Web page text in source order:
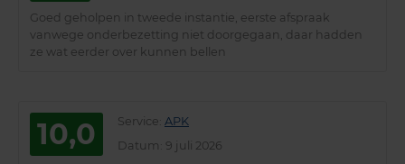
Goed geholpen in tweede instantie, eerste afspraak
vanwege onderbezetting niet doorgegaan, daar hadden
ze wat eerder over kunnen bellen
10,0 Service APK
Datum : 9 juli 2026